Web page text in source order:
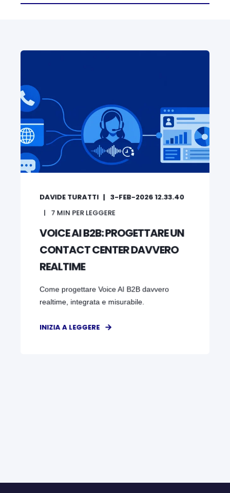
DAVIDE TURATTI
3-FEB-2026 12.33.40
7 MIN PER LEGGERE
VOICE AI B2B: PROGETTARE UN
CONTACT CENTER DAVVERO
REALTIME
Come progettare Voice AI B2B davvero
realtime, integrata e misurabile.
INIZIA A LEGGERE